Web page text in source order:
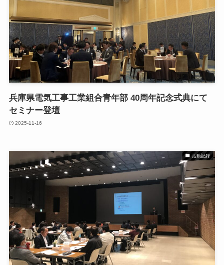
兵庫県電気工事工業組合青年部 40周年記念式典にて
セミナー登壇
2025-11-16
活動記録